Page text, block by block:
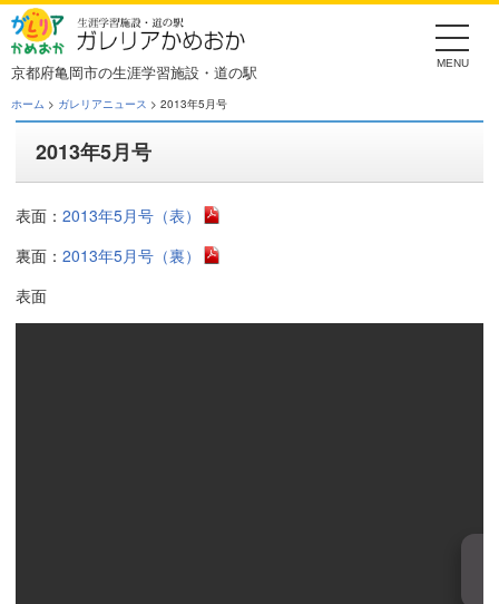
Skip
to
the
content
京都府亀岡市の生涯学習施設・道の駅
ホーム > ガレリアニュース > 2013年5月号
2013年5月号
表面： 2013年5月号（表）
裏面： 2013年5月号（裏）
表面